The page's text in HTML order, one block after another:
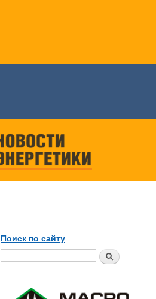
Поиск по сайту
Поиск